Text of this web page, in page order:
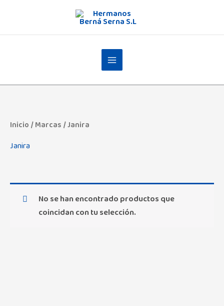
contenido
Inicio / Marcas / Janira
Janira
No se han encontrado productos que
coincidan con tu selección.